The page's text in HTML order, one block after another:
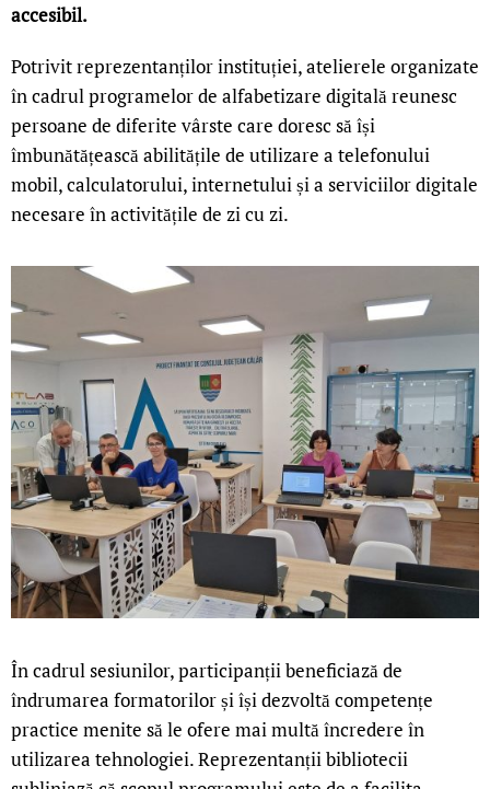
accesibil.
Potrivit reprezentanților instituției, atelierele organizate
în cadrul programelor de alfabetizare digitală reunesc
persoane de diferite vârste care doresc să își
îmbunătățească abilitățile de utilizare a telefonului
mobil, calculatorului, internetului și a serviciilor digitale
necesare în activitățile de zi cu zi.
În cadrul sesiunilor, participanții beneficiază de
îndrumarea formatorilor și își dezvoltă competențe
practice menite să le ofere mai multă încredere în
utilizarea tehnologiei. Reprezentanții bibliotecii